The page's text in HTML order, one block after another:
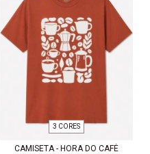
3 CORES
CAMISETA - HORA DO CAFÉ